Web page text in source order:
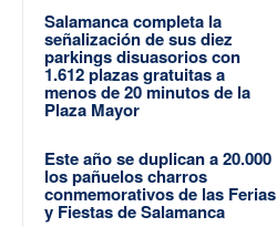
Salamanca completa la
señalización de sus diez
parkings disuasorios con
1.612 plazas gratuitas a
menos de 20 minutos de la
Plaza Mayor
Este año se duplican a 20.000
los pañuelos charros
conmemorativos de las Ferias
y Fiestas de Salamanca